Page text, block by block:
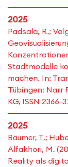
2025
Padsala, R.;
Stadtmodelle
machen. In:
Tübingen: Narr
KG, ISSN 2366-
2025
Bäumer, T.;
Alfakhori, M.
Reality als